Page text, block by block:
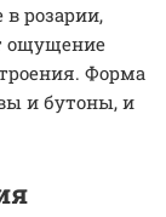
в розарии,
ощущение
Форма
и бутоны, и